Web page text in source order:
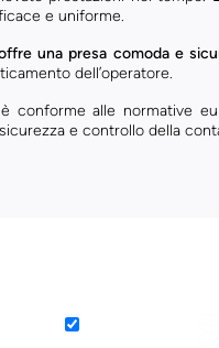
e uniforme.
una presa comoda e
dell’operatore.
conforme alle normative
e controllo della